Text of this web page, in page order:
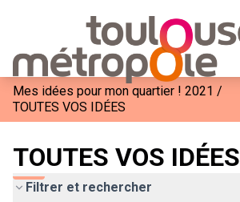
Mes idées pour mon quartier ! 2021 /
TOUTES VOS IDÉES
TOUTES VOS IDÉES
Filtrer et rechercher